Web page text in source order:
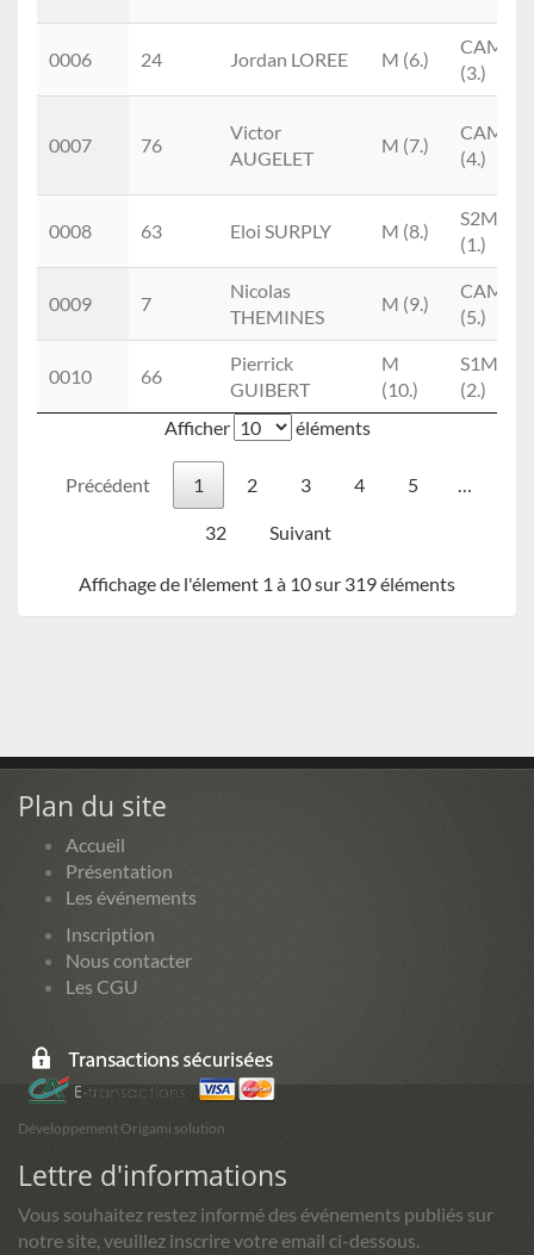
0006 24 Jordan LOREE M (6.)
CAM
(3.)
0007 76
Victor
AUGELET
M (7.)
CAM
(4.)
0008 63 Eloi SURPLY M (8.)
S2M
(1.)
0009 7
Nicolas
THEMINES
M (9.)
CAM
(5.)
0010 66
Pierrick
GUIBERT
M
(10.)
S1M
(2.)
Afficher
éléments
Précédent 1 2 3 4 5 …
32 Suivant
Affichage de l'élement 1 à 10 sur 319 éléments
Plan du site
Accueil
Présentation
Les événements
Inscription
Nous contacter
Les CGU
Développement Origami solution
Lettre d'informations
Vous souhaitez restez informé des événements publiés sur
notre site, veuillez inscrire votre email ci-dessous.